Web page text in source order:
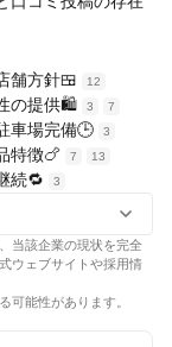
舗方針🍱 12
の提供🛍️ 3 7
車場完備🕒 3
特徴🍗 7 13
続🔁 3
当該企業の現状を完全
ウェブサイトや採用情
可能性があります。